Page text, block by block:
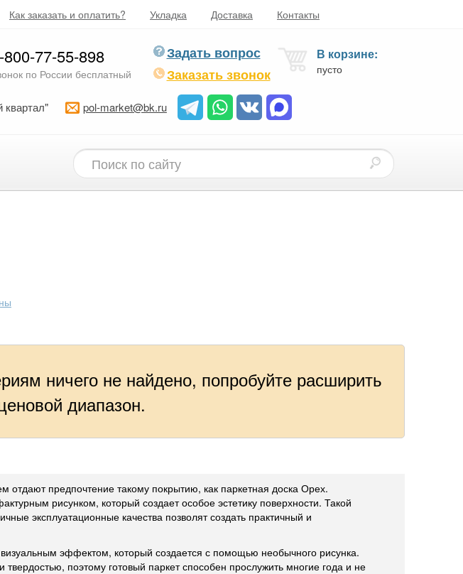
Как заказать и оплатить? Укладка Доставка Контакты
800-77-55-898
по России бесплатный
Задать вопрос
Заказать звонок
В корзине:
пусто
квартал" pol-market@bk.ru
ничего не найдено, попробуйте расширить
диапазон.
отдают предпочтение такому покрытию, как паркетная доска Орех.
рисунком, который создает особое эстетику поверхности. Такой
эксплуатационные качества позволят создать практичный и
эффектом, который создается с помощью необычного рисунка.
поэтому готовый паркет способен прослужить многие года и не